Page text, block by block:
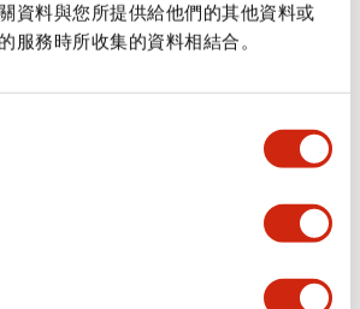
資料與您所提供給他們的其他資料或
服務時所收集的資料相結合。